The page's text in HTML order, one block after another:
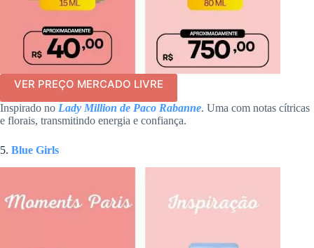
VER PREÇO MERCADO LIVRE
Inspirado no Lady Million de Paco Rabanne. Uma com notas cítricas
e florais, transmitindo energia e confiança.
5. Blue Girls